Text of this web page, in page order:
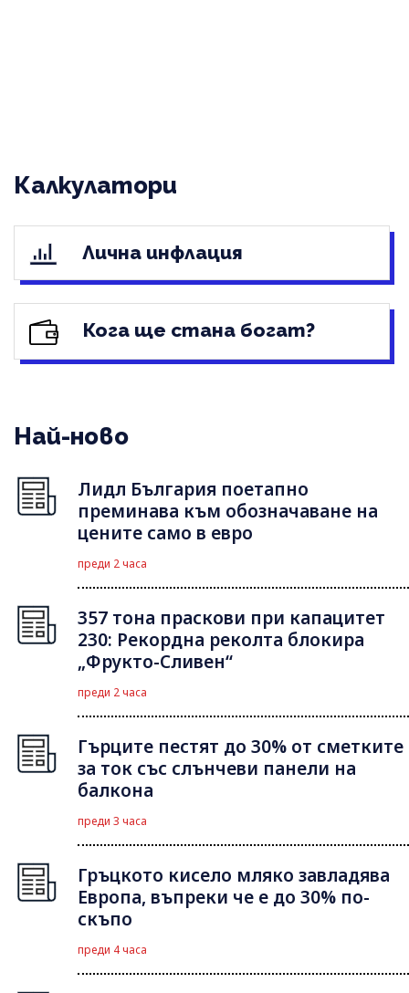
Калкулатори
Лична инфлация
Кога ще стана богат?
Най-ново
Лидл България поетапно
преминава към обозначаване на
цените само в евро
преди 2 часа
357 тона праскови при капацитет
230: Рекордна реколта блокира
„Фрукто-Сливен“
преди 2 часа
Гърците пестят до 30% от сметките
за ток със слънчеви панели на
балкона
преди 3 часа
Гръцкото кисело мляко завладява
Европа, въпреки че е до 30% по-
скъпо
преди 4 часа